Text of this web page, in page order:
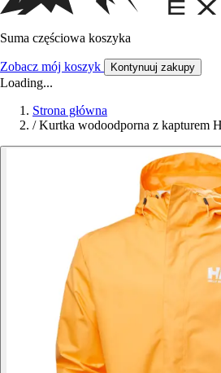
Suma częściowa koszyka
Zobacz mój koszyk Kontynuuj zakupy
Loading...
Strona główna
/ Kurtka wodoodporna z kapturem